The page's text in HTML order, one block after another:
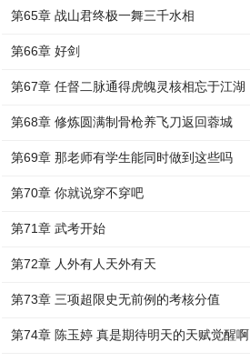
第65章 战山君终极一舞三千水相
第66章 好剑
第67章 任督二脉通得虎魄灵核相忘于江湖
第68章 修炼圆满制骨枪养飞刀返回蓉城
第69章 那老师有学生能同时做到这些吗
第70章 你就说穿不穿吧
第71章 武考开始
第72章 人外有人天外有天
第73章 三项超限史无前例的考核分值
第74章 陈玉婷 真是期待明天的天赋觉醒啊